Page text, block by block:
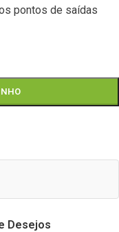
pontos de saídas
Desejos